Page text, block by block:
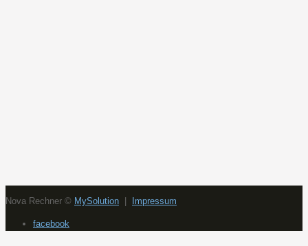
Nova Rechner © MySolution Impressum
facebook